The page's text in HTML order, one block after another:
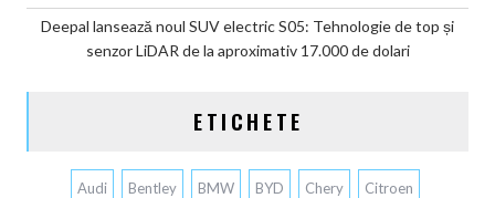
Deepal lansează noul SUV electric S05: Tehnologie de top și
senzor LiDAR de la aproximativ 17.000 de dolari
ETICHETE
Audi Bentley BMW BYD Chery Citroen